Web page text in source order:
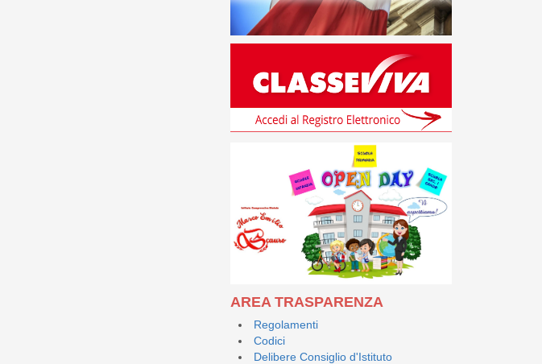
AREA TRASPARENZA
Regolamenti
Codici
Delibere Consiglio d'Istituto